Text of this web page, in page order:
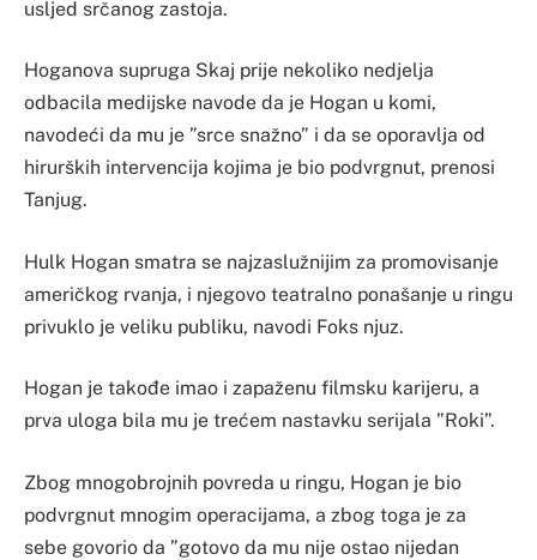
usljed srčanog zastoja.
Hoganova supruga Skaj prije nekoliko nedjelja
odbacila medijske navode da je Hogan u komi,
navodeći da mu je ”srce snažno” i da se oporavlja od
hirurških intervencija kojima je bio podvrgnut, prenosi
Tanjug.
Hulk Hogan smatra se najzaslužnijim za promovisanje
američkog rvanja, i njegovo teatralno ponašanje u ringu
privuklo je veliku publiku, navodi Foks njuz.
Hogan je takođe imao i zapaženu filmsku karijeru, a
prva uloga bila mu je trećem nastavku serijala ”Roki”.
Zbog mnogobrojnih povreda u ringu, Hogan je bio
podvrgnut mnogim operacijama, a zbog toga je za
sebe govorio da ”gotovo da mu nije ostao nijedan